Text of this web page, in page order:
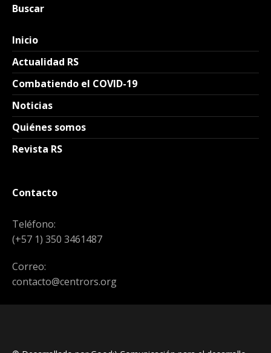
Buscar
Inicio
Actualidad RS
Combatiendo el COVID-19
Noticias
Quiénes somos
Revista RS
Contacto
Teléfono:
(+57 1) 350 3461487
Correo:
contacto@centrors.org